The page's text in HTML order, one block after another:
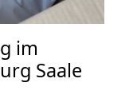
im
Saale